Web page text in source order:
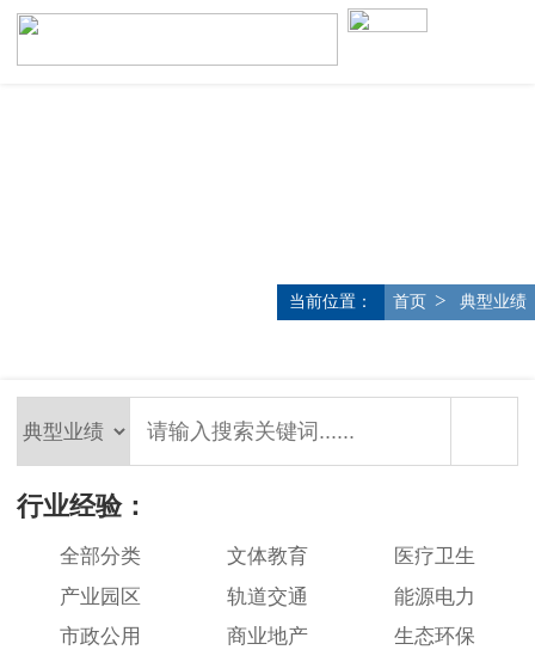
当前位置： 首页 > 典型业绩
行业经验：
全部分类 文体教育
医疗卫生
产业园区
轨道交通
能源电力
市政公用
商业地产
生态环保